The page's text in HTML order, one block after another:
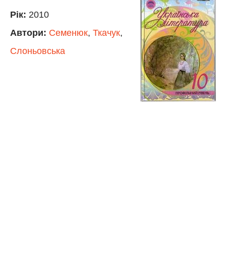
Рік: 2010
Автори: Семенюк, Ткачук,
Слоньовська